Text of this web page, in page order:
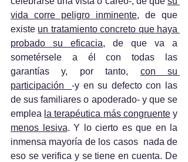
vida corre peligro inminente, de que
existe un tratamiento concreto que haya
probado su eficacia, de que va a
sometérsele a él con todas las
garantías y, por tanto, con su
participación -y en su defecto con las
de sus familiares o apoderado- y que se
emplea la terapéutica más congruente
menos lesiva. Y lo cierto es que en la
inmensa mayoría de los casos  nada de
eso se verifica y se tiene en cuenta. De